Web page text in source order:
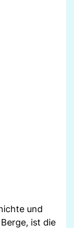
und
ist die